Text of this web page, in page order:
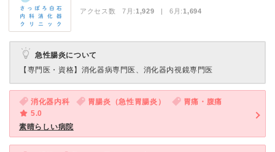
アクセス数 7月:1,929 | 6月:1,694
急性腸炎について
【専門医・資格】 消化器病専門医、消化器内視鏡専門医
消化器内科 胃腸炎（急性胃腸炎）
胃痛・腹痛
5.0
素晴らしい病院